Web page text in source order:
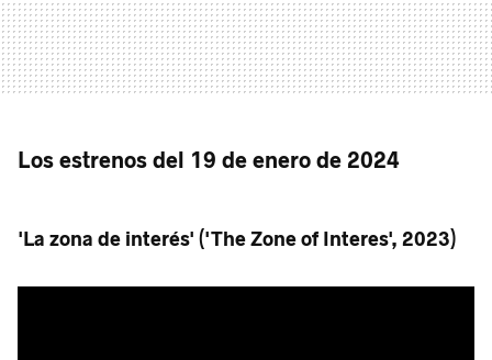
Los estrenos del 19 de enero de 2024
'La zona de interés' ('The Zone of Interes', 2023)